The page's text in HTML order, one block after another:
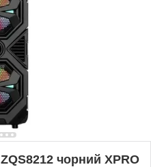
чорний XPRO